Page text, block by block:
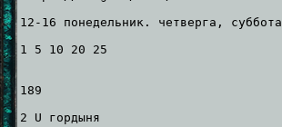
12-16 понедельник. четверга, суббота
1 5 10 20 25
189
2 U гордыня